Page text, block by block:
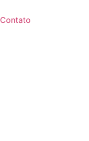
Contato